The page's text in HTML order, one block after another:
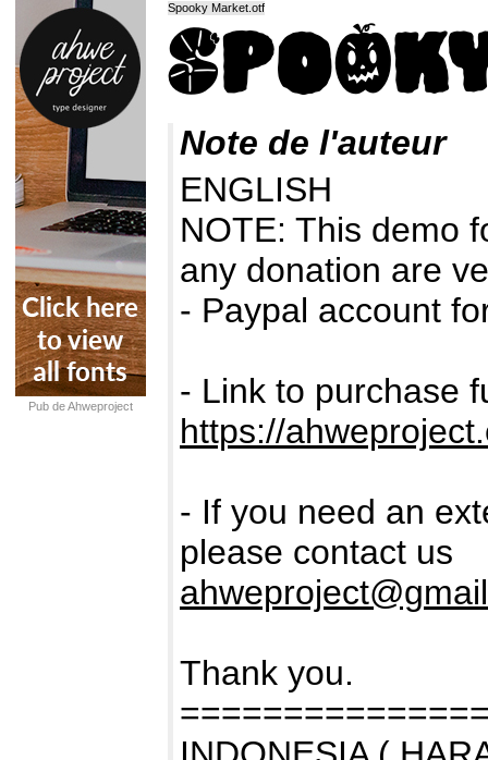
Pub de Ahweproject
Spooky Market.otf
Note de l'auteur
ENGLISH
NOTE: This demo
any donation are
- Paypal account
- Link to purchase
https://
- If you need an
please contact us
Thank you.